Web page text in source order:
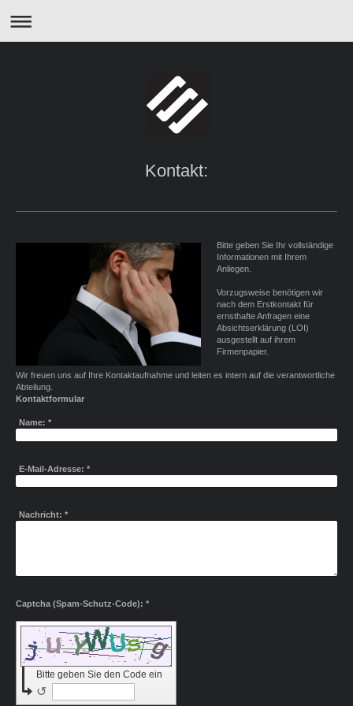
Kontakt:
Bitte geben Sie Ihr vollständige
Informationen mit Ihrem
Anliegen.
Vorzugsweise benötigen wir
nach dem Erstkontakt für
ernsthafte Anfragen eine
Absichtserklärung (LOI)
ausgestellt auf ihrem
Firmenpapier.
Wir freuen uns auf Ihre Kontaktaufnahme und leiten es intern auf die verantwortliche
Abteilung.
Kontaktformular
Name: *
E-Mail-Adresse: *
Nachricht: *
Captcha (Spam-Schutz-Code): *
Bitte geben Sie den Code ein
↺